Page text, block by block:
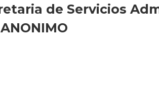
de Servicios